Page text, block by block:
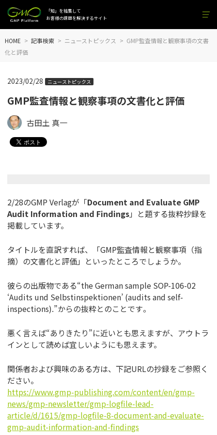
「知」を結集して
お客様の課題を解決するサイト
HOME 記事検索 ニューストピックス
GMP監査情報と観察事項の文書
化と評価
GMP監査情報と観察事項の文書化と評価
2023/02/28 ニューストピックス
古田土 真一
2/28のGMP Verlagが「Document and Evaluate GMP
Audit Information and Findings」と題する抜粋抄録を
掲載しています。
タイトルを直訳すれば、「GMP監査情報と観察事項（指
摘） の文書化と評価」といったところでしょうか。
彼らの出版物である“the German sample SOP-106-02
‘Audits und Selbstinspektionen’ (audits and self-
inspections).”からの抜粋とのことです。
悪く言えば“ありきたり”に近いとも思えますが、 アウトラ
インとして読めば宜しいようにも思えます。
関係者および興味のある方は、下記URLの抄録をご参照く
ださい。
https://www.gmp-publishing.com/content/en/gmp-
news/gmp-newsletter/gmp-logfile-lead-
article/d/1615/gmp-logfile-8-document-and-evaluate-
gmp-audit-information-and-findings